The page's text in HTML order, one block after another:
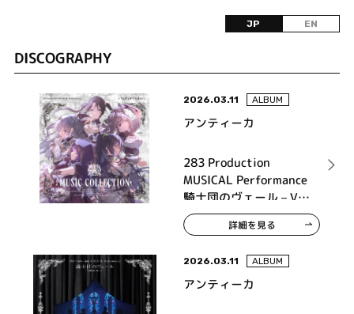
JP EN
DISCOGRAPHY
2026.03.11 ALBUM
アンティーカ
283 Production
MUSICAL Performance
騎士団のヴェール – Veil
of Order – Music
Collection【通常盤】
詳細を見る
2026.03.11 ALBUM
アンティーカ